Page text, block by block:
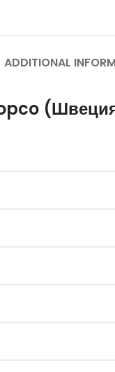
ADDITIONAL